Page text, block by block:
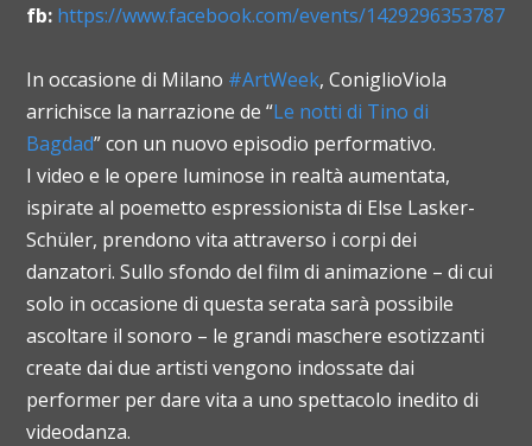
fb: https://www.facebook.com/events/
In occasione di Milano #ArtWeek, ConiglioViola
arrichisce la narrazione de “Le notti di Tino di
Bagdad” con un nuovo episodio performativo.
I video e le opere luminose in realtà aumentata,
ispirate al poemetto espressionista di Else Lasker-
Schüler, prendono vita attraverso i corpi dei
danzatori. Sullo sfondo del film di animazione – di cui
solo in occasione di questa serata sarà possibile
ascoltare il sonoro – le grandi maschere esotizzanti
create dai due artisti vengono indossate dai
performer per dare vita a uno spettacolo inedito di
videodanza.